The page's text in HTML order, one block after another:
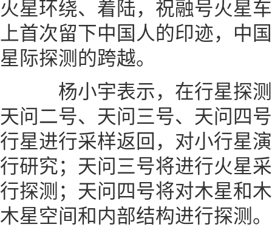
火星环绕、着陆，祝融号火星
上首次留下中国人的印迹，中
星际探测的跨越。
杨小宇表示，在行星探测
天问二号、天问三号、天问四
行星进行采样返回，对小行星
行研究；天问三号将进行火星
行探测；天问四号将对木星和
木星空间和内部结构进行探测。